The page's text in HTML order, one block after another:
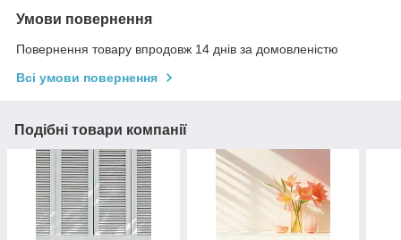
Умови повернення
Повернення товару впродовж 14 днів за домовленістю
Всі умови повернення
Подібні товари компанії